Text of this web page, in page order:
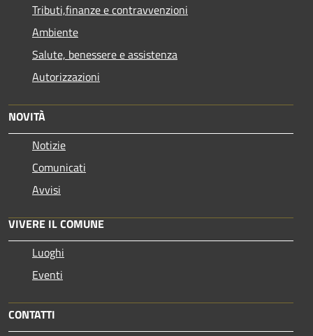
Tributi,finanze e contravvenzioni
Ambiente
Salute, benessere e assistenza
Autorizzazioni
NOVITÀ
Notizie
Comunicati
Avvisi
VIVERE IL COMUNE
Luoghi
Eventi
CONTATTI